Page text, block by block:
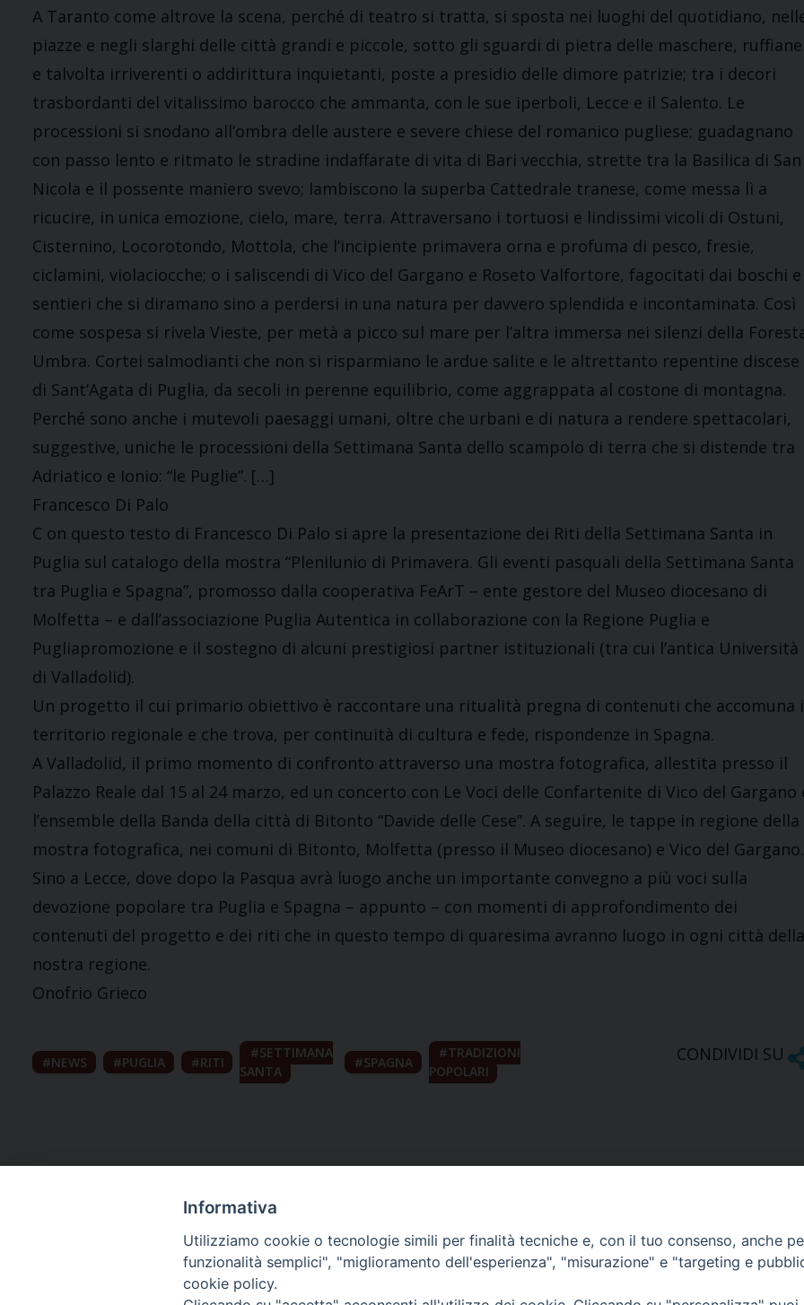
A Taranto come altrove la scena, perché di teatro si tratta, si sposta nei luoghi del quotidiano,
piazze e negli slarghi delle città grandi e piccole, sotto gli sguardi di pietra delle maschere, ruffiane
e talvolta irriverenti o addirittura inquietanti, poste a presidio delle dimore patrizie; tra i decori
trasbordanti del vitalissimo barocco che ammanta, con le sue iperboli, Lecce e il Salento. Le
processioni si snodano all’ombra delle austere e severe chiese del romanico pugliese; guadagnano
con passo lento e ritmato le stradine indaffarate di vita di Bari vecchia, strette tra la Basilica di San
Nicola e il possente maniero svevo; lambiscono la superba Cattedrale tranese, come messa lì a
ricucire, in unica emozione, cielo, mare, terra. Attraversano i tortuosi e lindissimi vicoli di Ostuni,
Cisternino, Locorotondo, Mottola, che l’incipiente primavera orna e profuma di pesco, fresie,
ciclamini, violaciocche; o i saliscendi di Vico del Gargano e Roseto Valfortore, fagocitati dai boschi e
sentieri che si diramano sino a perdersi in una natura per davvero splendida e incontaminata. Così
come sospesa si rivela Vieste, per metà a picco sul mare per l’altra immersa nei silenzi della
Umbra. Cortei salmodianti che non si risparmiano le ardue salite e le altrettanto repentine discese
di Sant’Agata di Puglia, da secoli in perenne equilibrio, come aggrappata al costone di montagna.
Perché sono anche i mutevoli paesaggi umani, oltre che urbani e di natura a rendere spettacolari,
suggestive, uniche le processioni della Settimana Santa dello scampolo di terra che si distende tra
Adriatico e Ionio: “le Puglie”. […]
Francesco Di Palo
C on questo testo di Francesco Di Palo si apre la presentazione dei Riti della Settimana Santa in
Puglia sul catalogo della mostra “Plenilunio di Primavera. Gli eventi pasquali della Settimana Santa
tra Puglia e Spagna”, promosso dalla cooperativa FeArT – ente gestore del Museo diocesano di
Molfetta – e dall’associazione Puglia Autentica in collaborazione con la Regione Puglia e
Pugliapromozione e il sostegno di alcuni prestigiosi partner istituzionali (tra cui l’antica Università
di Valladolid).
Un progetto il cui primario obiettivo è raccontare una ritualità pregna di contenuti che accomuna
territorio regionale e che trova, per continuità di cultura e fede, rispondenze in Spagna.
A Valladolid, il primo momento di confronto attraverso una mostra fotografica, allestita presso il
Palazzo Reale dal 15 al 24 marzo, ed un concerto con Le Voci delle Confartenite di Vico del Gargano
l’ensemble della Banda della città di Bitonto “Davide delle Cese”. A seguire, le tappe in regione della
mostra fotografica, nei comuni di Bitonto, Molfetta (presso il Museo diocesano) e Vico del Gargano.
Sino a Lecce, dove dopo la Pasqua avrà luogo anche un importante convegno a più voci sulla
devozione popolare tra Puglia e Spagna – appunto – con momenti di approfondimento dei
contenuti del progetto e dei riti che in questo tempo di quaresima avranno luogo in ogni città della
nostra regione.
Onofrio Grieco
NEWS PUGLIA RITI
SETTIMANA
SANTA
SPAGNA
TRADIZIONI
POPOLARI
CONDIVIDI SU
Informativa
Utilizziamo cookie o tecnologie simili per finalità tecniche e, con il tuo consenso, anche
funzionalità semplici", "miglioramento dell'esperienza", "misurazione" e "targeting e
cookie policy.